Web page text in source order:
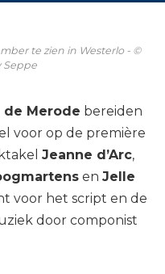
te zien in Westerlo - ©
Seppe
de Merode bereiden
voor op de première
Jeanne d’Arc,
en Jelle
voor het script en de
door componist